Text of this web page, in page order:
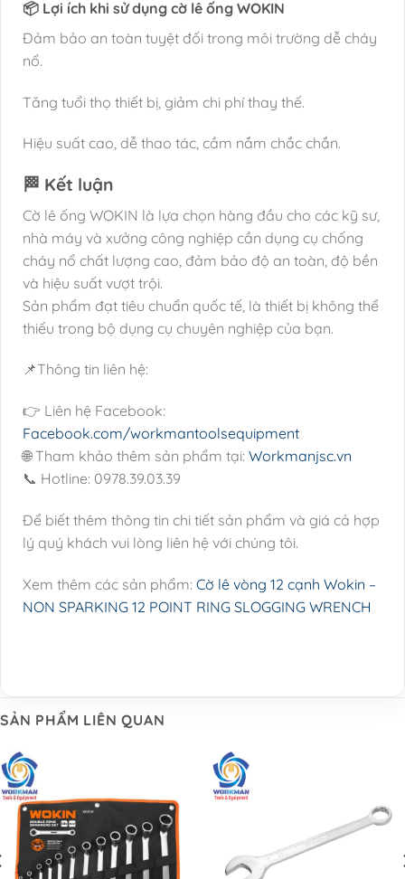
📦 Lợi ích khi sử dụng cờ lê ống WOKIN
Đảm bảo an toàn tuyệt đối trong môi trường dễ cháy
nổ.
Tăng tuổi thọ thiết bị, giảm chi phí thay thế.
Hiệu suất cao, dễ thao tác, cầm nắm chắc chắn.
🏁 Kết luận
Cờ lê ống WOKIN là lựa chọn hàng đầu cho các kỹ sư,
nhà máy và xưởng công nghiệp cần dụng cụ chống
cháy nổ chất lượng cao, đảm bảo độ an toàn, độ bền
và hiệu suất vượt trội.
Sản phẩm đạt tiêu chuẩn quốc tế, là thiết bị không thể
thiếu trong bộ dụng cụ chuyên nghiệp của bạn.
📌Thông tin liên hệ:
👉 Liên hệ Facebook:
Facebook.com/workmantoolsequipment
🌐 Tham khảo thêm sản phẩm tại: Workmanjsc.vn
📞 Hotline: 0978.39.03.39
Để biết thêm thông tin chi tiết sản phẩm và giá cả hợp
lý quý khách vui lòng liên hệ với chúng tôi.
Xem thêm các sản phẩm: Cờ lê vòng 12 cạnh Wokin –
NON SPARKING 12 POINT RING SLOGGING WRENCH
SẢN PHẨM LIÊN QUAN